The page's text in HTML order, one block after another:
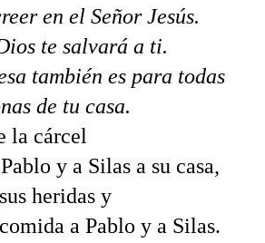
en el Señor Jesús.
te salvará a ti.
también es para todas
de tu casa.
la cárcel
y a Silas a su casa,
heridas y
a Pablo y a Silas.